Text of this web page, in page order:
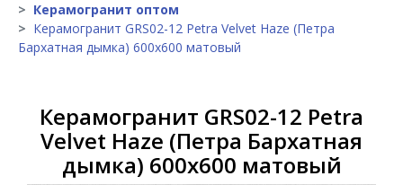
Керамогранит оптом
Керамогранит GRS02-12 Petra Velvet Haze (Петра
Бархатная дымка) 600x600 матовый
Керамогранит GRS02-12 Petra
Velvet Haze (Петра Бархатная
дымка) 600x600 матовый